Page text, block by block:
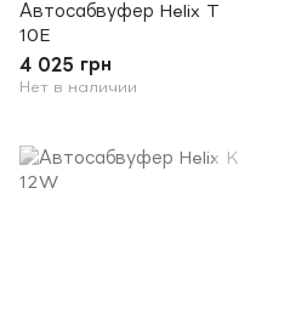
Автосабвуфер Helix T
10E
4 025 грн
Нет в наличии